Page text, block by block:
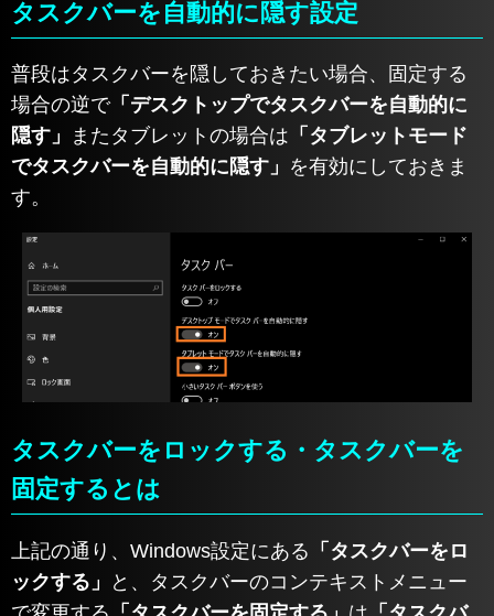
タスクバーを自動的に隠す設定
普段はタスクバーを隠しておきたい場合、固定する
場合の逆で「デスクトップでタスクバーを自動的に
隠す」
またタブレットの場合は 「タブレットモード
でタスクバーを自動的に隠す」 を有効にしておきま
す。
タスクバーをロックする・タスクバーを
固定するとは
上記の通り、Windows設定にある 「タスクバーをロ
ックする」
と、タスクバーのコンテキストメニュー